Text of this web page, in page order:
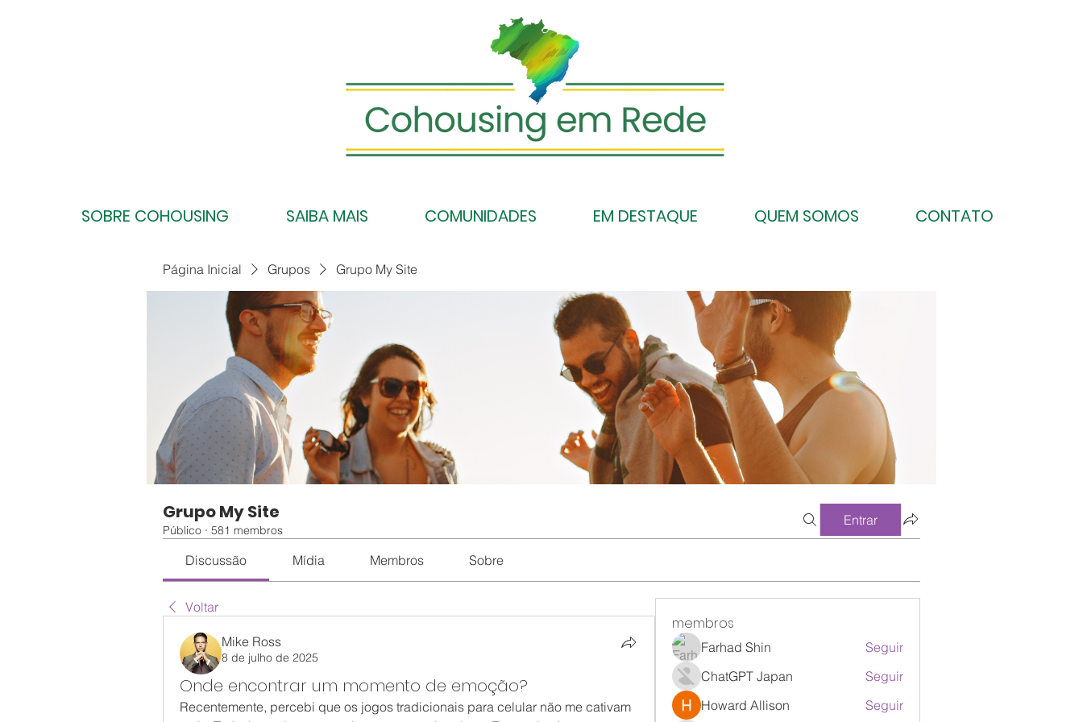
SOBRE COHOUSING SAIBA MAIS COMUNIDADES EM DESTAQUE QUEM SOMOS CONTATO
Página Inicial Grupos Grupo My Site
Grupo My Site
Público · 581 membros
Entrar
Discussão Mídia Membros Sobre
Voltar
Mike Ross
8 de julho de 2025
Onde encontrar um momento de emoção?
Recentemente, percebi que os jogos tradicionais para celular não me cativam
membros
Farhad Shin
Seguir
ChatGPT Japan
Seguir
Howard Allison
Seguir